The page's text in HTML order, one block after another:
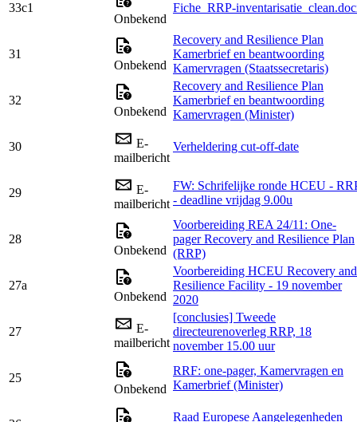
33c1
Onbekend
Fiche_RRP-
31
Onbekend
Recovery and Resilience Plan
Kamerbrief en beantwoording
Kamervragen (Staatssecretaris)
32
Onbekend
Recovery and Resilience Plan
Kamerbrief en beantwoording
Kamervragen (Minister)
30
E-
mailbericht
Verheldering cut-off-date
29
E-
mailbericht
FW: Schrifelijke ronde HCEU -
- deadline vrijdag 9.00u
28
Onbekend
Voorbereiding REA 24/11: One-
pager Recovery and Resilience Plan
(RRP)
27a
Onbekend
Voorbereiding HCEU Recovery and
Resilience Facility - 19 november
2020
27
E-
mailbericht
[conclusies] Tweede
directeurenoverleg RRP, 18
november 15.00 uur
25
Onbekend
RRF: one-pager, Kamervragen en
Kamerbrief (Minister)
Raad Europese Aangelegenheden